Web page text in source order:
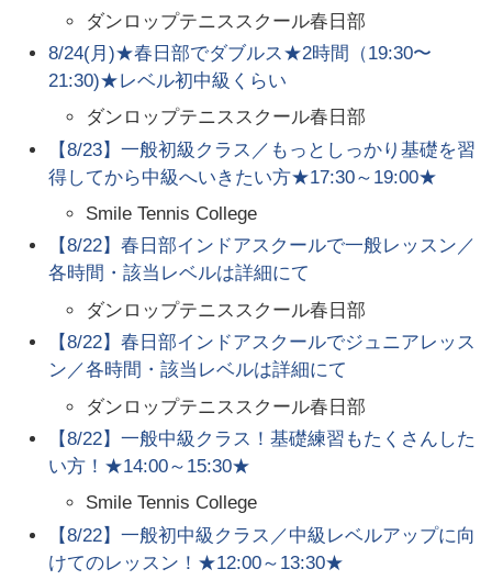
ダンロップテニススクール春日部
8/24(月)★春日部でダブルス★2時間（19:30〜
21:30)★レベル初中級くらい
ダンロップテニススクール春日部
【8/23】一般初級クラス／もっとしっかり基礎を習
得してから中級へいきたい方★17:30～19:00★
Smile Tennis College
【8/22】春日部インドアスクールで一般レッスン／
各時間・該当レベルは詳細にて
ダンロップテニススクール春日部
【8/22】春日部インドアスクールでジュニアレッス
ン／各時間・該当レベルは詳細にて
ダンロップテニススクール春日部
【8/22】一般中級クラス！基礎練習もたくさんした
い方！★14:00～15:30★
Smile Tennis College
【8/22】一般初中級クラス／中級レベルアップに向
けてのレッスン！★12:00～13:30★